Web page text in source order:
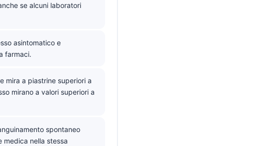
se alcuni laboratori
asintomatico e
farmaci.
mira a piastrine superiori a
mirano a valori superiori a
spontaneo
medica nella stessa